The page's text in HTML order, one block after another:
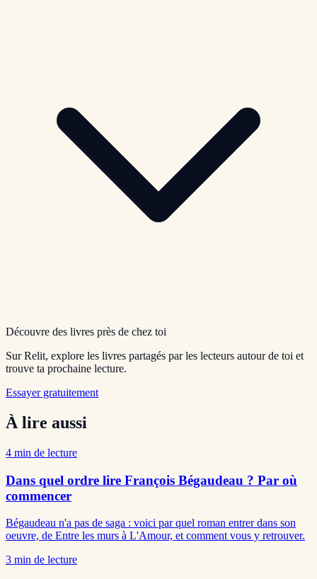
Découvre des livres près de chez toi
Sur Relit, explore les livres partagés par les lecteurs autour de toi et
trouve ta prochaine lecture.
Essayer gratuitement
À lire aussi
4 min de lecture
Dans quel ordre lire François Bégaudeau ? Par où
commencer
Bégaudeau n'a pas de saga : voici par quel roman entrer dans son
oeuvre, de Entre les murs à L'Amour, et comment vous y retrouver.
3 min de lecture